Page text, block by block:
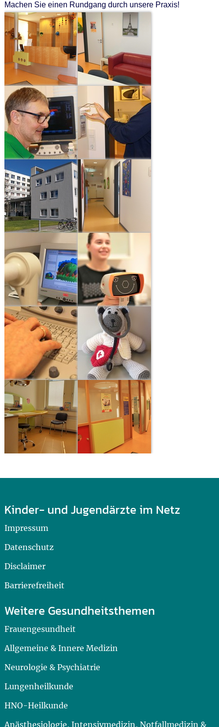
Machen Sie einen Rundgang durch unsere Praxis!
Kinder- und Jugendärzte im Netz
Impressum
Datenschutz
Disclaimer
Barrierefreiheit
Weitere Gesundheitsthemen
Frauengesundheit
Allgemeine & Innere Medizin
Neurologie & Psychiatrie
Lungenheilkunde
HNO-Heilkunde
Anästhesiologie, Intensivmedizin, Notfallmedizin &